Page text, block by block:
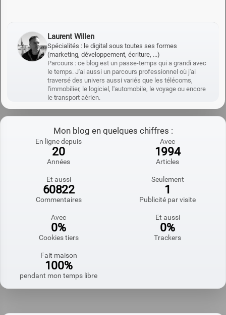
Laurent Willen
Spécialités : le digital sous toutes ses formes
(marketing, développement, écriture, ...)
Parcours : ce blog est un passe-temps qui a grandi avec
le temps. J'ai aussi un parcours professionnel où j'ai
traversé des univers aussi variés que les télécoms,
l'immobilier, le logiciel, l'automobile, le voyage ou encore
le transport aérien.
Mon blog en quelques chiffres :
En ligne depuis
20
Années
Avec
1994
Articles
Et aussi
60822
Commentaires
Seulement
1
Publicité par visite
Avec
0%
Cookies tiers
Et aussi
0%
Trackers
Fait maison
100%
pendant mon temps libre